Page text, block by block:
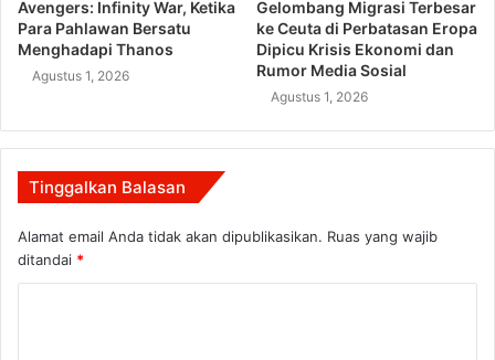
Avengers: Infinity War, Ketika
Para Pahlawan Bersatu
Menghadapi Thanos
Agustus 1, 2026
Gelombang Migrasi Terbesar
ke Ceuta di Perbatasan Eropa
Dipicu Krisis Ekonomi dan
Rumor Media Sosial
Agustus 1, 2026
Tinggalkan Balasan
Alamat email Anda tidak akan dipublikasikan. Ruas yang wajib
ditandai *